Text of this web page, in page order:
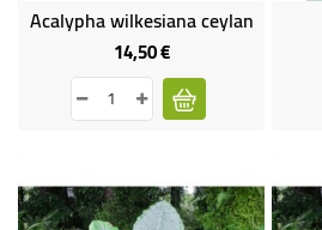
Acalypha wilkesiana ceylan
14,50 €Prix